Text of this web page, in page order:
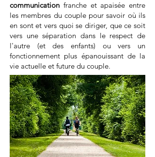
communication franche et apaisée entre
les membres du couple pour savoir où ils
en sont et vers quoi se diriger, que ce soit
vers une séparation dans le respect de
l'autre (et des enfants) ou vers un
fonctionnement plus épanouissant de la
vie actuelle et future du couple.